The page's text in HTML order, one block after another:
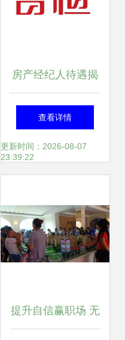
房产经纪人待遇揭
秘 看准网数据背后
的行业真相
查看详情
更新时间：2026-08-07
23:39:22
提升自信赢职场 无